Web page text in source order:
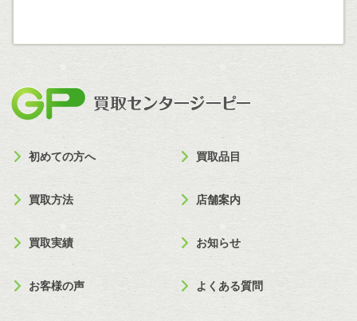
初めての方へ 買取品目
買取方法 店舗案内
買取実績 お知らせ
お客様の声 よくある質問